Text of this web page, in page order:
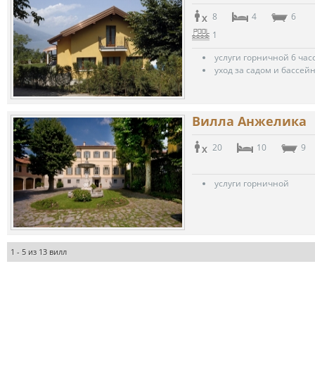
8 4
6
1
услуги горничной 6
уход за садом и
Вилла Анжелика
20 10 9
услуги горничной
1 - 5 из 13 вилл